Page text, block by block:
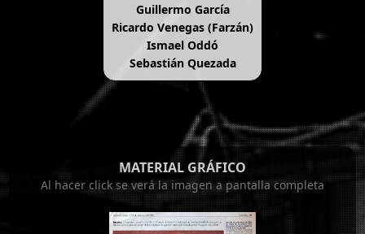
Guillermo García
Ricardo Venegas (Farzán)
Ismael Oddó
Sebastián Quezada
MATERIAL GRÁFICO
Al hacer click se verá la imagen a pantalla completa